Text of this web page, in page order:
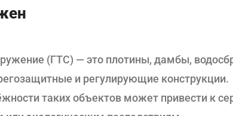
(ГТС) — это плотины, дамбы,
и регулирующие конструкции.
таких объектов может привести к